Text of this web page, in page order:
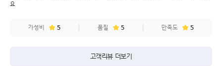
KB국민은행 거래 실적 있으면 추가 할인 가능
셀프 개통이 비교적 간단한 편
출퇴근 시간이나 사람이 많은 곳에서는 속도 저하가 가끔 있음
요
가성비 5 품질 5 만족도 5
고객리뷰 더보기